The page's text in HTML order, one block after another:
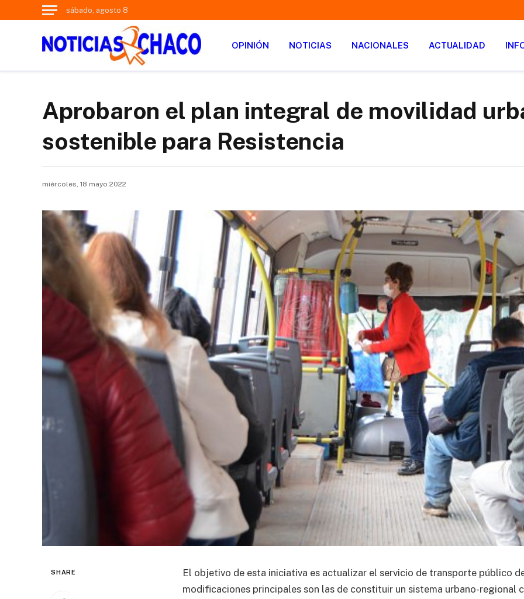
sábado, agosto 8
OPINIÓN NOTICIAS NACIONALES ACTUALIDAD
Aprobaron el plan integral de movilidad
sostenible para Resistencia
miércoles, 18 mayo 2022
SHARE
El objetivo de esta iniciativa es actualizar el servicio de transporte público
modificaciones principales son las de constituir un sistema urbano-regional